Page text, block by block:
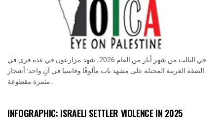
في الثالث من شهر أيار من العام 2026، شهد مزارعون في عدة قرى في
الضفة الغربية المحتلة على مشهد بات مألوفًا وقاسيا في آنٍ واحد: أشجار
مثمرة مقطوعة...
INFOGRAPHIC: ISRAELI SETTLER VIOLENCE IN 2025